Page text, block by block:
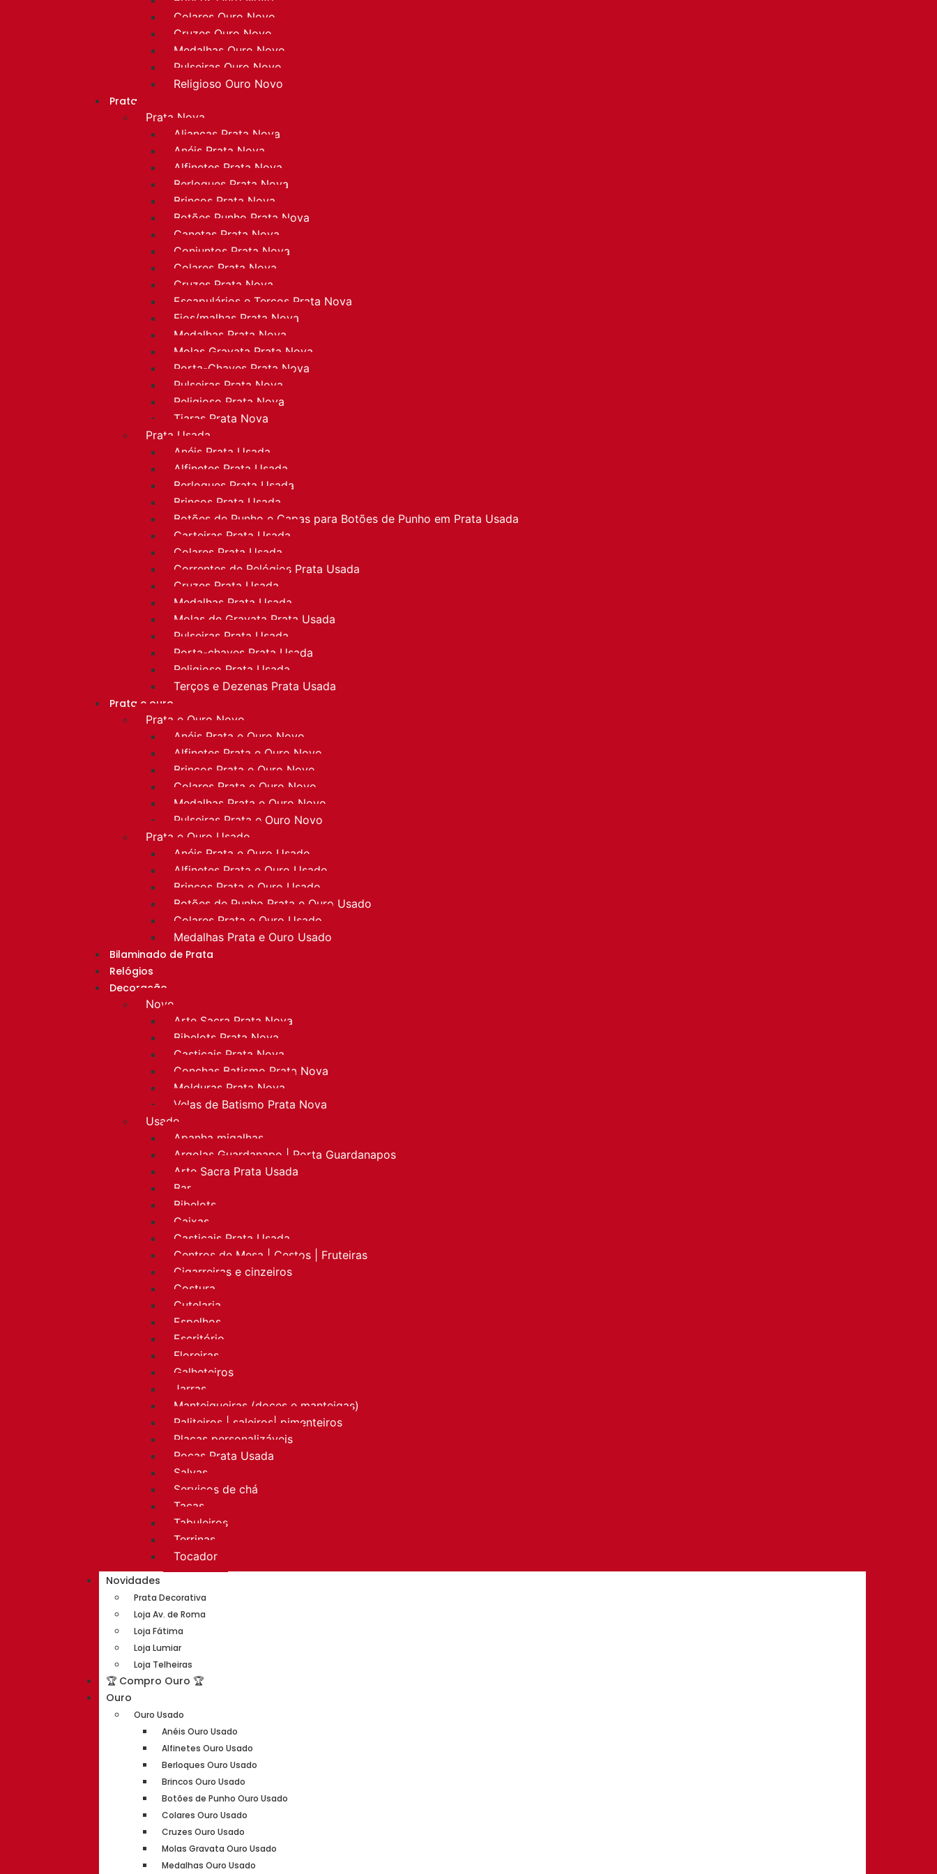
Colares Ouro Novo
Cruzes Ouro Novo
Medalhas Ouro Novo
Pulseiras Ouro Novo
Religioso Ouro Novo
Prata
Prata Nova
Alianças Prata Nova
Anéis Prata Nova
Alfinetes Prata Nova
Berloques Prata Nova
Brincos Prata Nova
Botões Punho Prata Nova
Canetas Prata Nova
Conjuntos Prata Nova
Colares Prata Nova
Cruzes Prata Nova
Escapulários e Terços Prata Nova
Fios/malhas Prata Nova
Medalhas Prata Nova
Molas Gravata Prata Nova
Porta-Chaves Prata Nova
Pulseiras Prata Nova
Religioso Prata Nova
Tiaras Prata Nova
Prata Usada
Anéis Prata Usada
Alfinetes Prata Usada
Berloques Prata Usada
Brincos Prata Usada
Botões de Punho e Capas para Botões de Punho em Prata Usada
Carteiras Prata Usada
Colares Prata Usada
Correntes de Relógios Prata Usada
Cruzes Prata Usada
Medalhas Prata Usada
Molas de Gravata Prata Usada
Pulseiras Prata Usada
Porta-chaves Prata Usada
Religioso Prata Usada
Terços e Dezenas Prata Usada
Prata e ouro
Prata e Ouro Novo
Anéis Prata e Ouro Novo
Alfinetes Prata e Ouro Novo
Brincos Prata e Ouro Novo
Colares Prata e Ouro Novo
Medalhas Prata e Ouro Novo
Pulseiras Prata e Ouro Novo
Prata e Ouro Usado
Anéis Prata e Ouro Usado
Alfinetes Prata e Ouro Usado
Brincos Prata e Ouro Usado
Botões de Punho Prata e Ouro Usado
Colares Prata e Ouro Usado
Medalhas Prata e Ouro Usado
Bilaminado de Prata
Relógios
Decoração
Novo
Arte Sacra Prata Nova
Bibelots Prata Nova
Castiçais Prata Nova
Conchas Batismo Prata Nova
Molduras Prata Nova
Velas de Batismo Prata Nova
Usado
Apanha migalhas
Argolas Guardanapo | Porta Guardanapos
Arte Sacra Prata Usada
Bar
Bibelots
Caixas
Castiçais Prata Usada
Centros de Mesa | Cestos | Fruteiras
Cigarreiras e cinzeiros
Costura
Cutelaria
Espelhos
Escritório
Floreiras
Galheteiros
Jarras
Manteigueiras (doces e manteigas)
Paliteiros | saleiros| pimenteiros
Placas personalizáveis
Rocas Prata Usada
Salvas
Serviços de chá
Taças
Tabuleiros
Terrinas
Tocador
Novidades
Prata Decorativa
Loja Av. de Roma
Loja Fátima
Loja Lumiar
Loja Telheiras
🏆 Compro Ouro 🏆
Ouro
Ouro Usado
Anéis Ouro Usado
Alfinetes Ouro Usado
Berloques Ouro Usado
Brincos Ouro Usado
Botões de Punho Ouro Usado
Colares Ouro Usado
Cruzes Ouro Usado
Molas Gravata Ouro Usado
Medalhas Ouro Usado